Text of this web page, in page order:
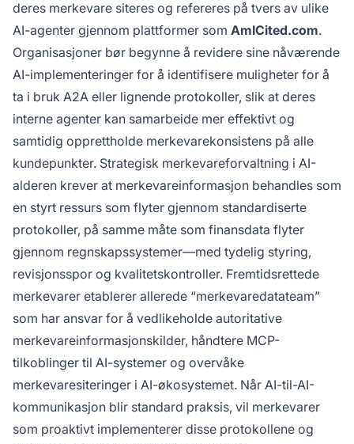
deres merkevare siteres og refereres på tvers av ulike
AI-agenter gjennom plattformer som AmICited.com.
Organisasjoner bør begynne å revidere sine nåværende
AI-implementeringer for å identifisere muligheter for å
ta i bruk A2A eller lignende protokoller, slik at deres
interne agenter kan samarbeide mer effektivt og
samtidig opprettholde merkevarekonsistens på alle
kundepunkter. Strategisk merkevareforvaltning i AI-
alderen krever at merkevareinformasjon behandles som
en styrt ressurs som flyter gjennom standardiserte
protokoller, på samme måte som finansdata flyter
gjennom regnskapssystemer—med tydelig styring,
revisjonsspor og kvalitetskontroller. Fremtidsrettede
merkevarer etablerer allerede “merkevaredatateam”
som har ansvar for å vedlikeholde autoritative
merkevareinformasjonskilder, håndtere MCP-
tilkoblinger til AI-systemer og overvåke
merkevaresiteringer i AI-økosystemet. Når AI-til-AI-
kommunikasjon blir standard praksis, vil merkevarer
som proaktivt implementerer disse protokollene og